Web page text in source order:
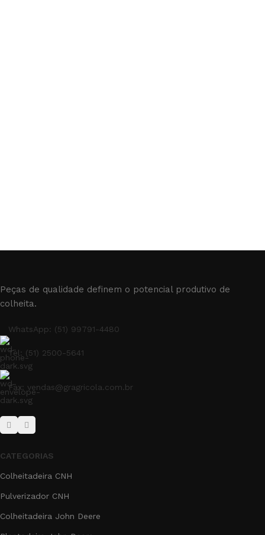
Peças de qualidade definem o potencial produtivo de
colheita.
WhatsApp: (51) 99791-4480
Tel: (51) 2500-5641
Fax: vendas@gragricola.com.br
CATEGORIAS
Colheitadeira CNH
Pulverizador CNH
Colheitadeira John Deere